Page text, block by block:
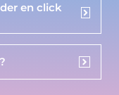
en click